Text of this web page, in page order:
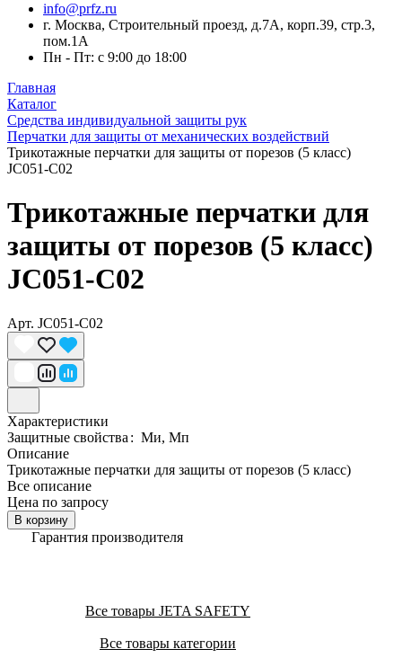
info@prfz.ru
г. Москва, Строительный проезд, д.7А, корп.39, стр.3,
пом.1А
Пн - Пт: с 9:00 до 18:00
Главная
Каталог
Средства индивидуальной защиты рук
Перчатки для защиты от механических воздействий
Трикотажные перчатки для защиты от порезов (5 класс)
JC051-С02
Трикотажные перчатки для
защиты от порезов (5 класс)
JC051-С02
Арт. JC051-C02
Характеристики
Защитные свойства: Ми, Мп
Описание
Трикотажные перчатки для защиты от порезов (5 класс)
Все описание
Цена по запросу
В корзину
Гарантия производителя
Все товары JETA SAFETY
Все товары категории